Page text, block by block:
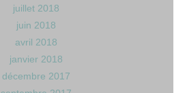
juillet 2018
juin 2018
avril 2018
janvier 2018
décembre 2017